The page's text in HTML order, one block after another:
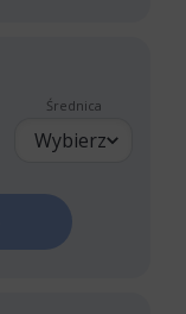
Średnica
Wybierz